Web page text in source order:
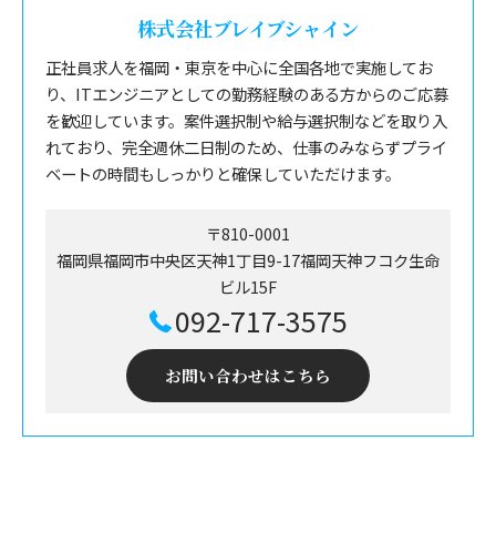
株式会社ブレイブシャイン
正社員求人を福岡・東京を中心に全国各地で実施してお
り、ITエンジニアとしての勤務経験のある方からのご応募
を歓迎しています。案件選択制や給与選択制などを取り入
れており、完全週休二日制のため、仕事のみならずプライ
ベートの時間もしっかりと確保していただけます。
〒810-0001
福岡県福岡市中央区天神1丁目9-17福岡天神フコク生命
ビル15F
092-717-3575
お問い合わせはこちら